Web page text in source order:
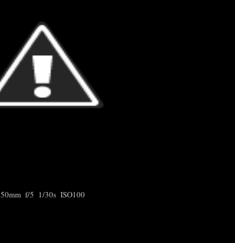
50mm f/5 1/30s ISO100